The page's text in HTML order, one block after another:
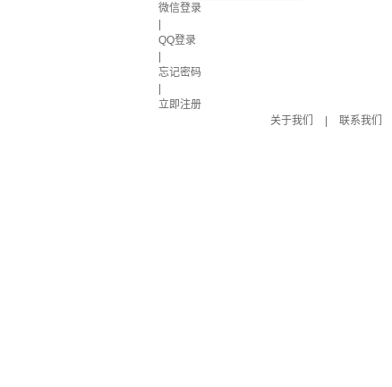
微信登录
QQ登录
忘记密码
立即注册
关于我们
联系我们